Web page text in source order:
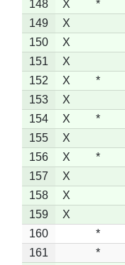
148 X *
149
X
150
X
151
X
152
X *
153
X
154
X *
155
X
156
X *
157
X
158
X
159
X
160
*
161
*